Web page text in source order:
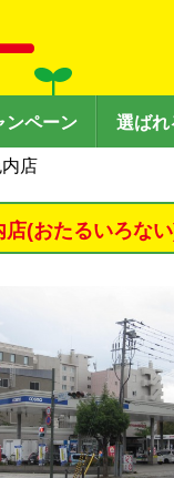
ンペーン 選ばれ
店
店(おたるいろな